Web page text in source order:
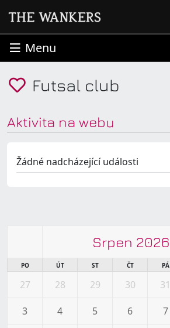
Menu
Futsal club
Aktivita na webu
Žádné nadcházející události
Srpen 2026
PO ÚT ST ČT PÁ
27 28 29 30 31
3 4 5 6 7